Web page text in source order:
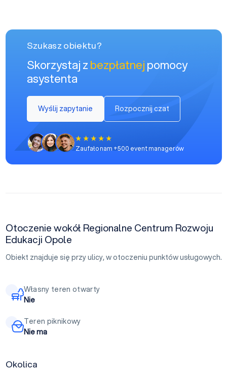
Szukasz obiektu?
Skorzystaj zbezpłatnejpomocy
asystenta
Wyślij zapytanie Rozpocznij czat
Zaufało nam +500 event managerów
Otoczenie wokół Regionalne Centrum Rozwoju
Edukacji Opole
Obiekt znajduje się przy ulicy, w otoczeniu punktów usługowych.
Własny teren otwarty
Nie
Teren piknikowy
Nie ma
Okolica